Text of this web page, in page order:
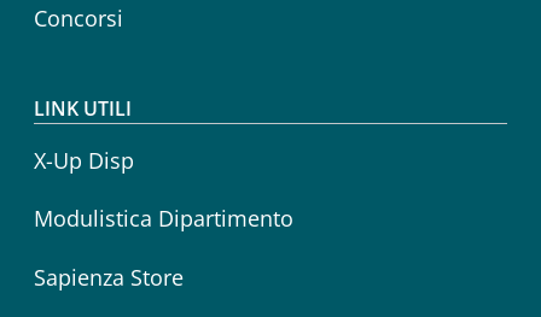
Concorsi
LINK UTILI
X-Up Disp
Modulistica Dipartimento
Sapienza Store